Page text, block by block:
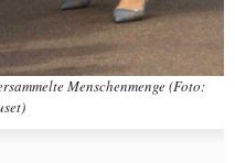
Menschenmenge (Foto: